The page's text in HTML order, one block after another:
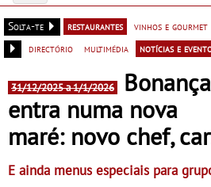
navigation
Solta-te
restaurantes vinhos e gourmet
directório
multimédia notícias e
31/12/2025 a 1/1/2026
Bonança
entra numa nova
maré: novo chef,
E ainda menus especiais para